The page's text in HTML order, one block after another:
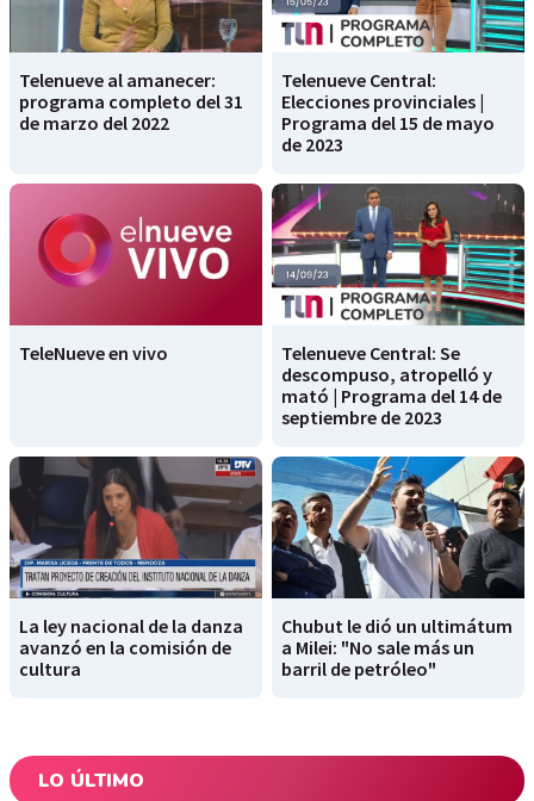
Telenueve al amanecer:
programa completo del 31
de marzo del 2022
Telenueve Central:
Elecciones provinciales |
Programa del 15 de mayo
de 2023
TeleNueve en vivo
Telenueve Central: Se
descompuso, atropelló y
mató | Programa del 14 de
septiembre de 2023
La ley nacional de la danza
avanzó en la comisión de
cultura
Chubut le dió un ultimátum
a Milei: "No sale más un
barril de petróleo"
LO ÚLTIMO